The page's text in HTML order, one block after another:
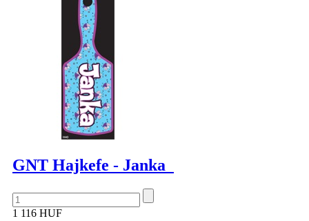
GNT Hajkefe - Janka
1 116 HUF